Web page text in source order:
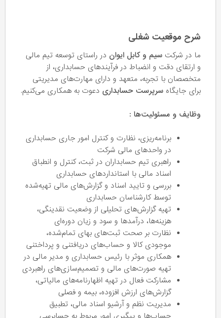
شرح موقعیت شغلی
ما در شرکت سیم و کابل ایوان در راستای توسعه تیم مالی
و ارتقای دقت و انضباط در فرآیندهای حسابداری، از
متخصصان با تجربه، متعهد و دارای مهارت‌های مدیریتی
برای جایگاه سرپرست حسابداری دعوت به همکاری می‌کنیم.
وظایف و مسئولیت‌ها :
برنامه‌ریزی، نظارت و کنترل امور جاری حسابداری
در واحدهای مالی شرکت
راهبری تیم حسابداران در ثبت، کنترل و انطباق
اسناد مالی با استانداردهای حسابداری
بررسی و تایید اسناد و گزارش‌های مالی تهیه‌شده
توسط کارشناسان حسابداری
تهیه گزارش‌های تحلیلی از وضعیت نقدینگی،
هزینه‌ها، درآمدها و سود و زیان دوره‌ای
نظارت بر صحت ثبت‌های بهای تمام‌شده،
موجودی کالا و حساب‌های دریافتنی و پرداختنی
همکاری موثر با رئیس حسابداری و مدیر مالی در
تهیه صورت‌های مالی و تصمیم‌سازی‌های راهبردی
مشارکت فعال در تهیه اظهارنامه‌های مالیاتی،
گزارش‌های ارزش افزوده، بیمه و فصلی
مدیریت نظم و آرشیو اسناد مالی، تطبیق